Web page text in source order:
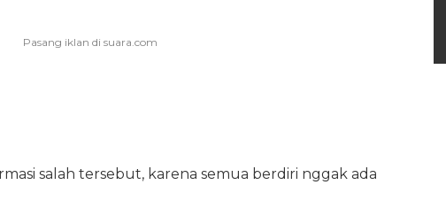
salah tersebut, karena semua berdiri nggak ada